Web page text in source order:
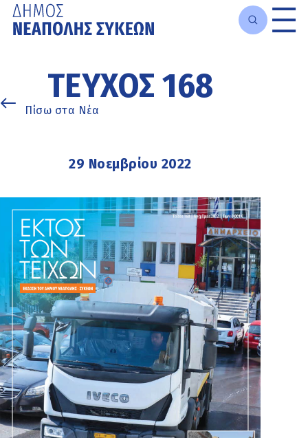
κυρίως
περιεχόμενοΤΕΎΧΟΣ 168
Πίσω στα Νέα
29 Νοεμβρίου 2022